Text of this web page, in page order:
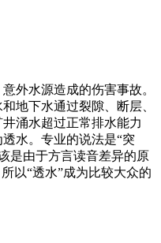
外水源造成的伤害事故。
地下水通过裂隙、断层、
涌水超过正常排水能力
水。专业的说法是“突
是由于方言读音差异的原
以“透水”成为比较大众的